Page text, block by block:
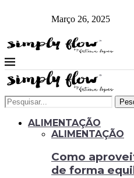
Março 26, 2025
ALIMENTAÇÃO
ALIMENTAÇÃO
Como
de forma